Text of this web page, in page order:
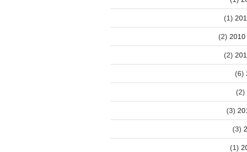
(1)
(2)
(2)
(6)
(2)
(3)
(3)
(1)